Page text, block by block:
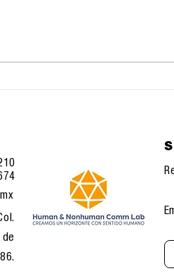
de